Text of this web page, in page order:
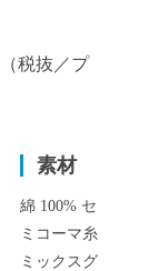
（税抜／プ
素材
綿 100% セ
ミコーマ糸
ミックスグ